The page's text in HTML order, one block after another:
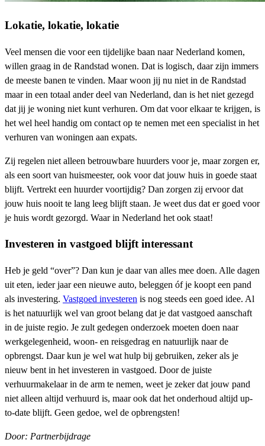
Lokatie, lokatie, lokatie
Veel mensen die voor een tijdelijke baan naar Nederland komen,
willen graag in de Randstad wonen. Dat is logisch, daar zijn immers
de meeste banen te vinden. Maar woon jij nu niet in de Randstad
maar in een totaal ander deel van Nederland, dan is het niet gezegd
dat jij je woning niet kunt verhuren. Om dat voor elkaar te krijgen, is
het wel heel handig om contact op te nemen met een specialist in het
verhuren van woningen aan expats.
Zij regelen niet alleen betrouwbare huurders voor je, maar zorgen er,
als een soort van huismeester, ook voor dat jouw huis in goede staat
blijft. Vertrekt een huurder voortijdig? Dan zorgen zij ervoor dat
jouw huis nooit te lang leeg blijft staan. Je weet dus dat er goed voor
je huis wordt gezorgd. Waar in Nederland het ook staat!
Investeren in vastgoed blijft interessant
Heb je geld “over”? Dan kun je daar van alles mee doen. Alle dagen
uit eten, ieder jaar een nieuwe auto, beleggen óf je koopt een pand
als investering. Vastgoed investeren is nog steeds een goed idee. Al
is het natuurlijk wel van groot belang dat je dat vastgoed aanschaft
in de juiste regio. Je zult gedegen onderzoek moeten doen naar
werkgelegenheid, woon- en reisgedrag en natuurlijk naar de
opbrengst. Daar kun je wel wat hulp bij gebruiken, zeker als je
nieuw bent in het investeren in vastgoed. Door de juiste
verhuurmakelaar in de arm te nemen, weet je zeker dat jouw pand
niet alleen altijd verhuurd is, maar ook dat het onderhoud altijd up-
to-date blijft. Geen gedoe, wel de opbrengsten!
Door: Partnerbijdrage